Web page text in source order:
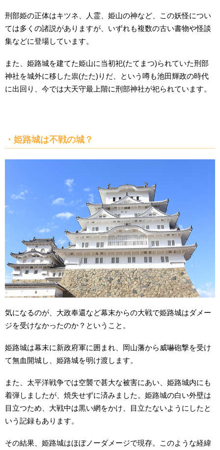
刑部姫の正体はキツネ、人霊、姫山の神など、この妖怪につい
ては多くの諸説がありますが、いずれも複数の古い書物や怪談
集などに登場しています。
また、姫路城を建てた姫山に当初祀(たてまつ)られていた刑部
神社を城外に移した祟(たた)りだ、という噂も池田輝政の時代
に出回り、今では大天守最上階に刑部神社が祀られています。
・姫路城は不戦の城？
気になるのが、大政奉還など幕末からの大戦で姫路城はダメー
ジを受けなかったのか？ということ。
姫路城は幕末に新政府軍に囲まれ、岡山藩から威嚇砲撃を受け
て無血開城し、姫路城を明け渡します。
また、太平洋戦争では空襲で甚大な被害にあい、姫路城内にも
着弾しましたが、焼失せずに済みました。姫路城の白い外壁は
目立つため、大戦中は黒い網をかけ、目立たないようにしたと
いう記録もあります。
その結果、姫路城はほぼノーダメージで現存。このような経緯